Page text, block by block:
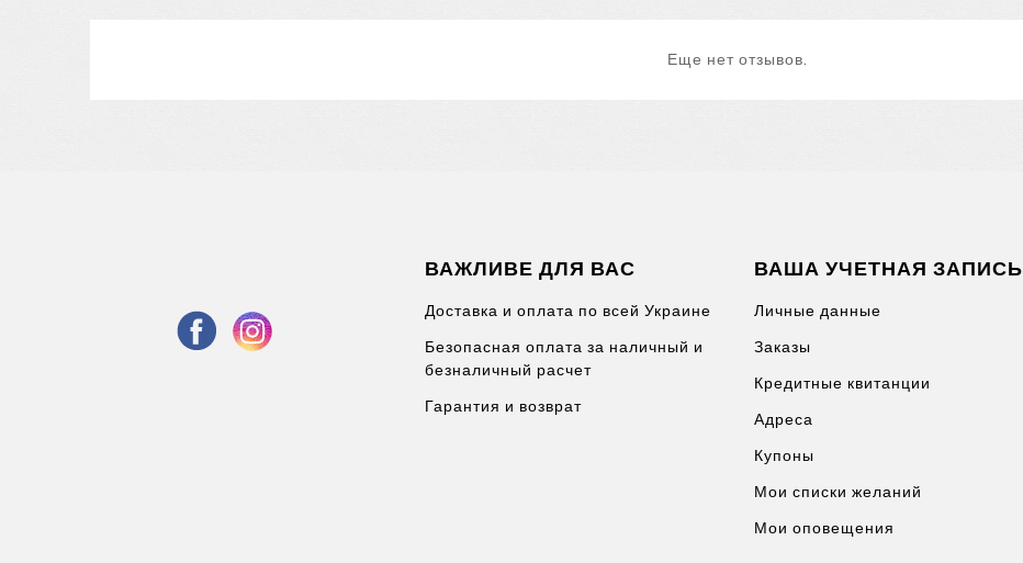
Еще нет отзывов.
ВАЖЛИВЕ ДЛЯ ВАС
Доставка и оплата по всей Украине
Безопасная оплата за наличный и
безналичный расчет
Гарантия и возврат
ВАША УЧЕТНАЯ ЗАПИСЬ
Личные данные
Заказы
Кредитные квитанции
Адреса
Купоны
Мои списки желаний
Мои оповещения